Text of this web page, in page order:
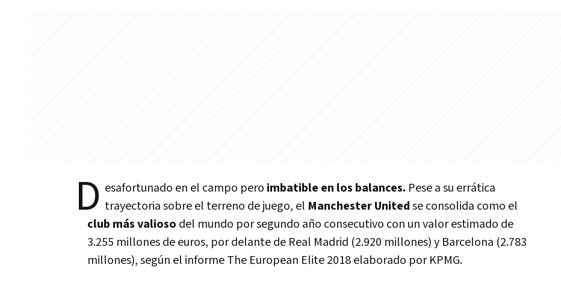
D esafortunado en el campo pero imbatible en los balances. Pese a su errática
trayectoria sobre el terreno de juego, el Manchester Unitedse consolida como el
club más valioso del mundo por segundo año consecutivo con un valor estimado de
3.255 millones de euros, por delante de Real Madrid (2.920 millones) y Barcelona (2.783
millones), según el informe The European Elite 2018 elaborado por KPMG.